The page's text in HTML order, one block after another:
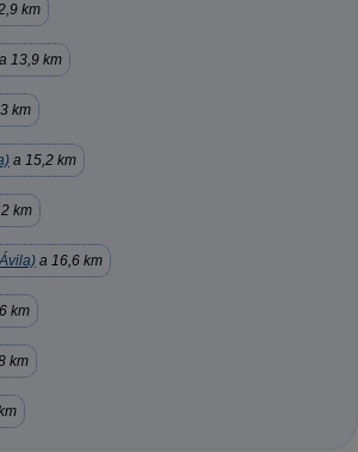
km
a 13,9 km
km
a 15,2 km
km
a 16,6 km
km
km